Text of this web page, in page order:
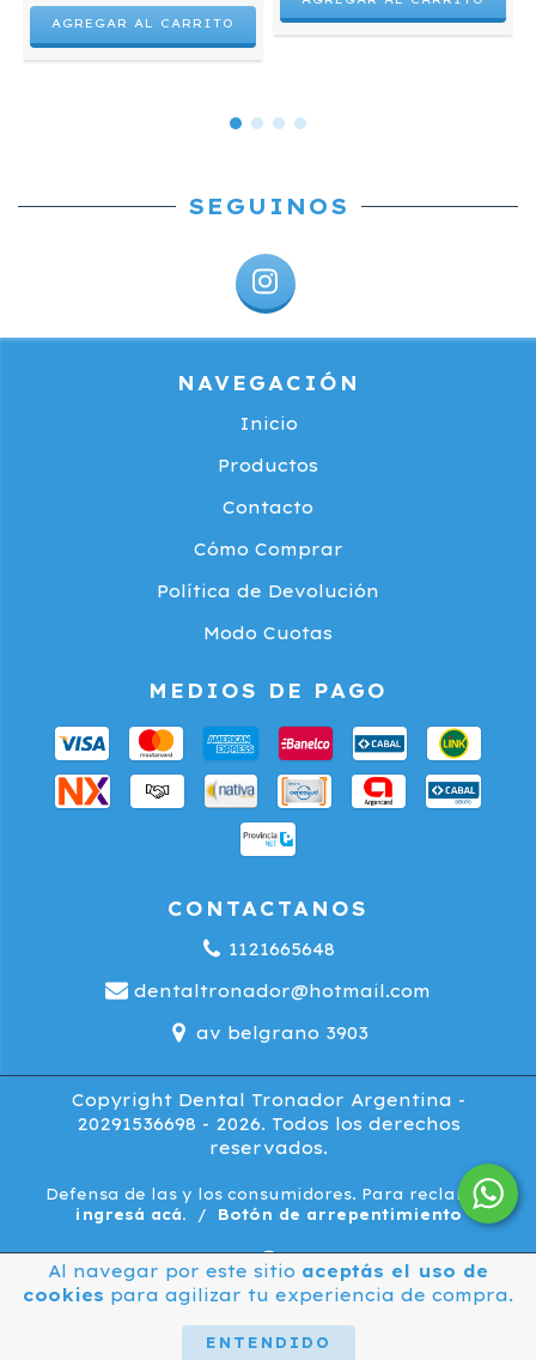
Al navegar por este sitio aceptás el uso de
cookies para agilizar tu experiencia de compra.
ENTENDIDO
SEGUINOS
NAVEGACIÓN
Inicio
Productos
Contacto
Cómo Comprar
Política de Devolución
Modo Cuotas
MEDIOS DE PAGO
CONTACTANOS
1121665648
dentaltronador@hotmail.com
av belgrano 3903
Copyright Dental Tronador Argentina -
20291536698 - 2026. Todos los derechos
reservados.
Defensa de las y los consumidores. Para reclamos
ingresá acá.
/ Botón de arrepentimiento